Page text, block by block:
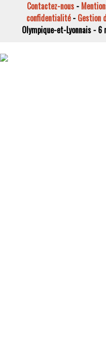
Contactez-nous -
confidentialité- Gestion
Olympique-et-Lyonnais - 6